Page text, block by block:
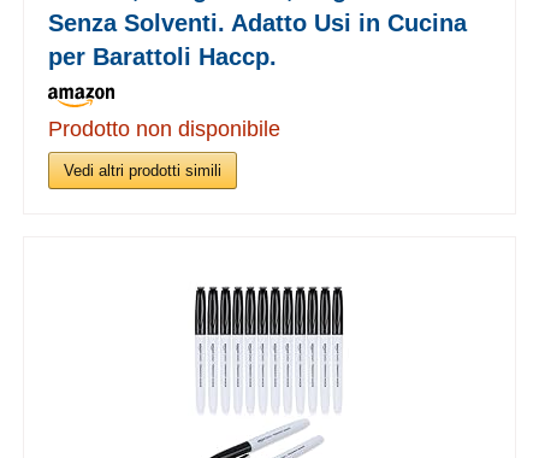
Senza Solventi. Adatto Usi in Cucina
per Barattoli Haccp.
Prodotto non disponibile
Vedi altri prodotti simili